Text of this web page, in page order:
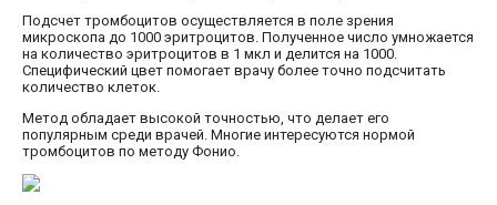
Подсчет тромбоцитов осуществляется в поле зрения
микроскопа до 1000 эритроцитов. Полученное число умножается
на количество эритроцитов в 1 мкл и делится на 1000.
Специфический цвет помогает врачу более точно подсчитать
количество клеток.
Метод обладает высокой точностью, что делает его
популярным среди врачей. Многие интересуются нормой
тромбоцитов по методу Фонио.